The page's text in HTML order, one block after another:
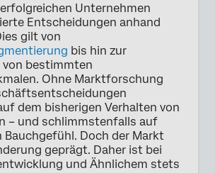
Unternehmen
Entscheidungen anhand
gilt von
bis hin zur
bestimmten
Ohne Marktforschung
dem bisherigen Verhalten von
– und schlimmstenfalls auf
Bauchgefühl. Doch der Markt
geprägt. Daher ist bei
und Ähnlichem stets